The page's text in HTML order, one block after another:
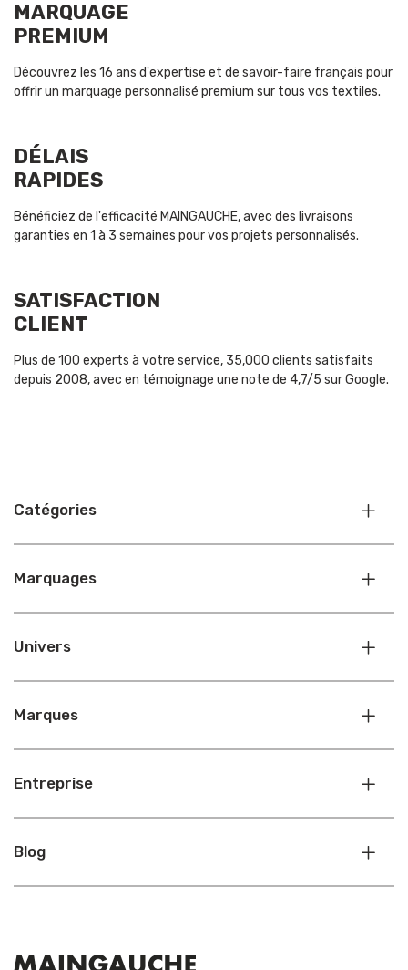
MARQUAGE
PREMIUM
Découvrez les 16 ans d'expertise et de savoir-faire français pour
offrir un marquage personnalisé premium sur tous vos textiles.
DÉLAIS
RAPIDES
Bénéficiez de l'efficacité MAINGAUCHE, avec des livraisons
garanties en 1 à 3 semaines pour vos projets personnalisés.
SATISFACTION
CLIENT
Plus de 100 experts à votre service, 35,000 clients satisfaits
depuis 2008, avec en témoignage une note de 4,7/5 sur Google.
Catégories
Marquages
Univers
Marques
Entreprise
Blog